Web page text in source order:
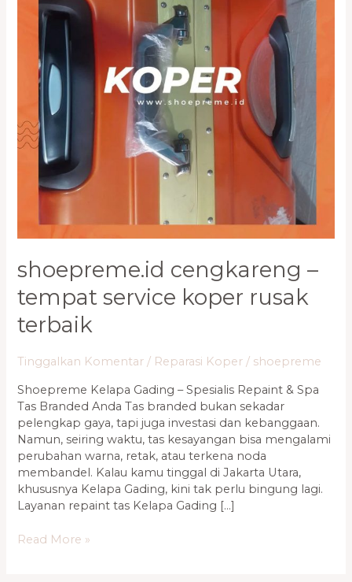
shoepreme.id cengkareng –
tempat service koper rusak
terbaik
Tinggalkan Komentar / Reparasi Koper / shoepreme
Shoepreme Kelapa Gading – Spesialis Repaint & Spa
Tas Branded Anda Tas branded bukan sekadar
pelengkap gaya, tapi juga investasi dan kebanggaan.
Namun, seiring waktu, tas kesayangan bisa mengalami
perubahan warna, retak, atau terkena noda
membandel. Kalau kamu tinggal di Jakarta Utara,
khususnya Kelapa Gading, kini tak perlu bingung lagi.
Layanan repaint tas Kelapa Gading […]
Koper
Rusak
Read More »